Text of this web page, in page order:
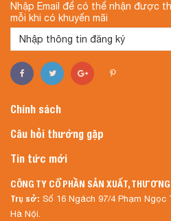
Nhập Email để có thể nhận được
mỗi khi có khuyến mãi
Chính sách
Câu hỏi thường gặp
Tin tức mới
CÔNG TY CỔ PHẦN SẢN XUẤT,
Trụ sở: Số 16 Ngách 97/4 Phạm Ngọc
Hà Nội.